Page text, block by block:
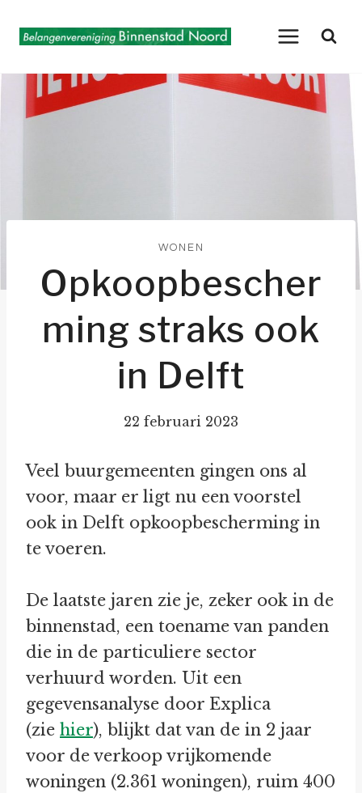
naar
WONEN
Opkoopbescher
ming straks ook
in Delft
22 februari 2023
Veel buurgemeenten gingen ons al
voor, maar er ligt nu een voorstel
ook in Delft opkoopbescherming in
te voeren.
De laatste jaren zie je, zeker ook in de
binnenstad, een toename van panden
die in de particuliere sector
verhuurd worden. Uit een
gegevensanalyse door Explica
(zie hier), blijkt dat van de in 2 jaar
voor de verkoop vrijkomende
woningen (2.361 woningen), ruim 400